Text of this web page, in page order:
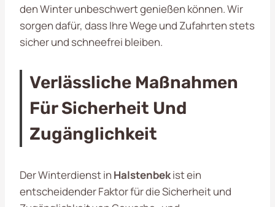
den Winter unbeschwert genießen können. Wir
sorgen dafür, dass Ihre Wege und Zufahrten stets
sicher und schneefrei bleiben.
Verlässliche Maßnahmen
Für Sicherheit Und
Zugänglichkeit
Der Winterdienst in Halstenbekist ein
entscheidender Faktor für die Sicherheit und